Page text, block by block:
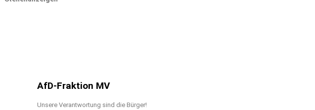
AfD-Fraktion MV
Unsere Verantwortung sind die Bürger!